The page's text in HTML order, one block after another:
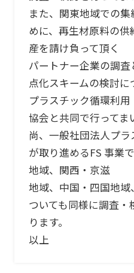
また、関東地域での
めに、再生材原料の
産を請け負って頂く
パートナー企業の調
点化スキームの検討
プラスチック循環利用
協会と共同で行ってま
尚、一般社団法人プ
が取り進めるFS 事業
地域、関西・京滋
地域、中国・四国地
ついても同様に調査・
ります。
以上